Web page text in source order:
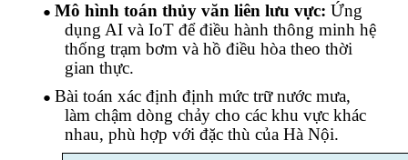
● Mô hình toán thủy văn liên lưu vực: Ứng
dụng AI và IoT để điều hành thông minh hệ
thống trạm bơm và hồ điều hòa theo thời
gian thực.
● Bài toán xác định định mức trữ nước mưa,
làm chậm dòng chảy cho các khu vực khác
nhau, phù hợp với đặc thù của Hà Nội.